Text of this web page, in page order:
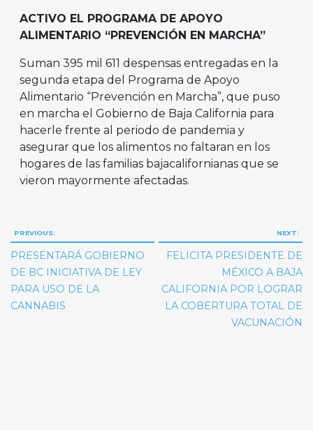
ACTIVO EL PROGRAMA DE APOYO
ALIMENTARIO “PREVENCIÓN EN MARCHA”
Suman 395 mil 611 despensas entregadas en la
segunda etapa del Programa de Apoyo
Alimentario “Prevención en Marcha”, que puso
en marcha el Gobierno de Baja California para
hacerle frente al periodo de pandemia y
asegurar que los alimentos no faltaran en los
hogares de las familias bajacalifornianas que se
vieron mayormente afectadas.
Navegación
de
entradas
PREVIOUS:
PRESENTARÁ GOBIERNO
DE BC INICIATIVA DE LEY
PARA USO DE LA
CANNABIS
NEXT:
FELICITA PRESIDENTE DE
MÉXICO A BAJA
CALIFORNIA POR LOGRAR
LA COBERTURA TOTAL DE
VACUNACIÓN